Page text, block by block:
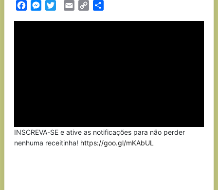
FacebookMessenger
TwitterEmail Copy
INSCREVA-SE e ative as notificações para não perder
nenhuma receitinha! https://goo.gl/mKAbUL